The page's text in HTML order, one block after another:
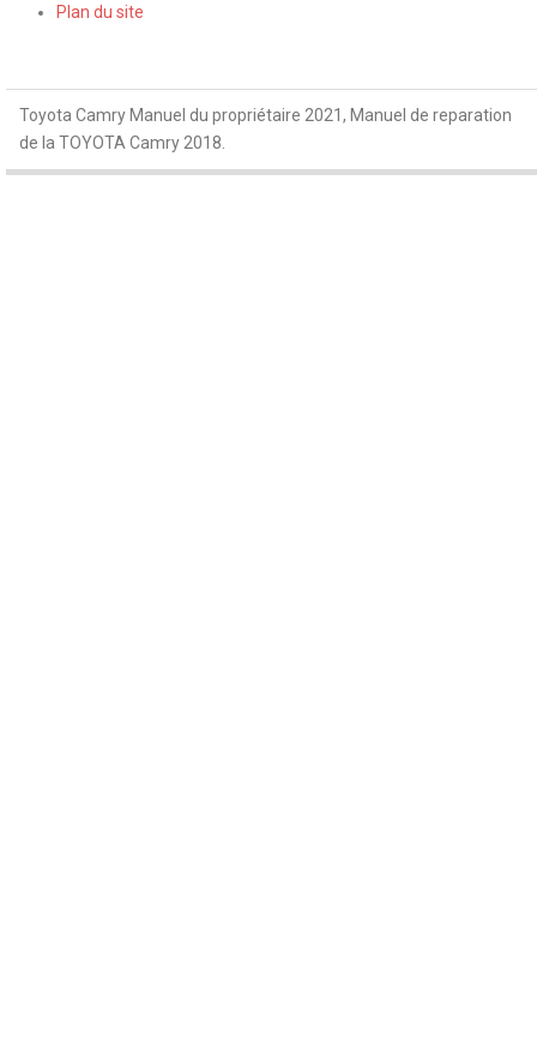
Plan du site
Toyota Camry Manuel du propriétaire 2021, Manuel de reparation
de la TOYOTA Camry 2018.